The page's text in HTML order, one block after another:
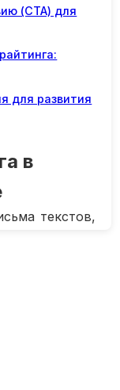
(CTA) для
для развития
в
текстов,